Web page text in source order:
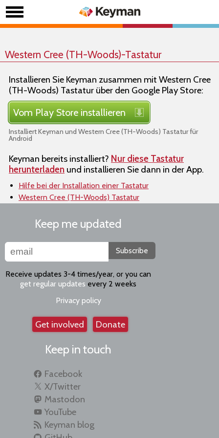
Western Cree (TH-Woods)-Tastatur
Installieren Sie Keyman zusammen mit Western Cree
(TH-Woods) Tastatur über den Google Play Store:
Vom Play Store installieren
Installiert Keyman und Western Cree (TH-Woods) Tastatur für
Android
Keyman bereits installiert? Nur diese Tastatur
herunterladen und installieren Sie dann in der App.
Hilfe bei der Installation einer Tastatur
Western Cree (TH-Woods) Tastatur
Keep me updated
Subscribe
Receive updates 3-4 times/year, or you can
get regular updates every 2 weeks
Privacy policy
Get involved Donate
Keep in touch
Facebook
X/Twitter
Mastodon
YouTube
Keyman blog